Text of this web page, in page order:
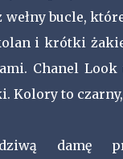
wełny bucle,
i krótki
Chanel
Kolory to czarny,
damę